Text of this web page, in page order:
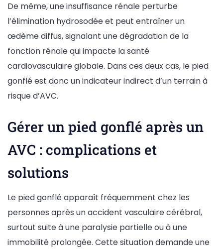
De même, une insuffisance rénale perturbe
l’élimination hydrosodée et peut entraîner un
œdème diffus, signalant une dégradation de la
fonction rénale qui impacte la santé
cardiovasculaire globale. Dans ces deux cas, le pied
gonflé est donc un indicateur indirect d’un terrain à
risque d’AVC.
Gérer un pied gonflé après un
AVC : complications et
solutions
Le pied gonflé apparaît fréquemment chez les
personnes après un accident vasculaire cérébral,
surtout suite à une paralysie partielle ou à une
immobilité prolongée. Cette situation demande une